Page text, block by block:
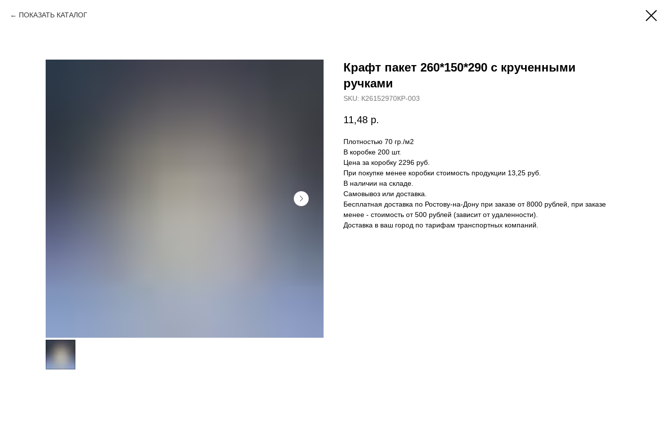
ПОКАЗАТЬ КАТАЛОГ
Крафт пакет 260*150*290 с крученными
ручками
SKU: К26152970КР-003
11,48 р.
Плотностью 70 гр./м2
В коробке 200 шт.
Цена за коробку 2296 руб.
При покупке менее коробки стоимость продукции 13,25 руб.
В наличии на складе.
Самовывоз или доставка.
Бесплатная доставка по Ростову-на-Дону при заказе от 8000 рублей, при заказе
менее - стоимость от 500 рублей (зависит от удаленности).
Доставка в ваш город по тарифам транспортных компаний.